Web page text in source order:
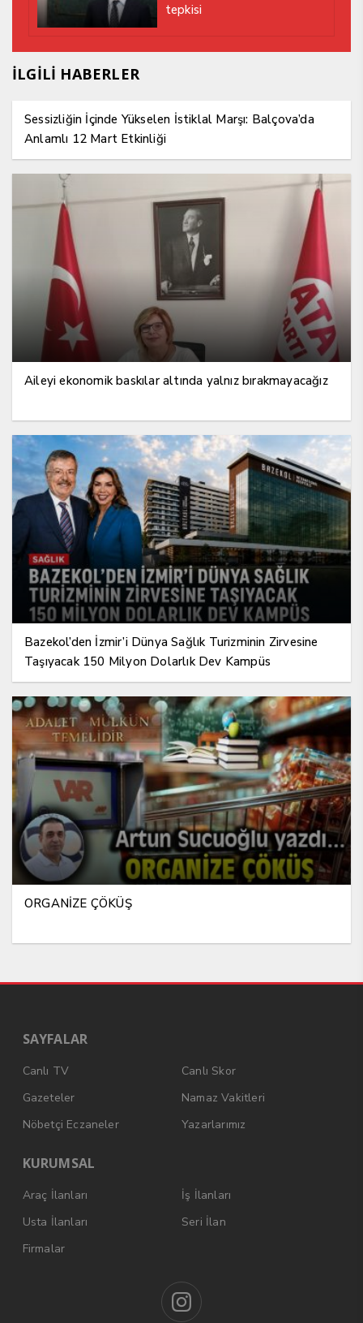
tepkisi
İLGİLİ HABERLER
Sessizliğin İçinde Yükselen İstiklal Marşı: Balçova’da
Anlamlı 12 Mart Etkinliği
Aileyi ekonomik baskılar altında yalnız bırakmayacağız
Bazekol’den İzmir’i Dünya Sağlık Turizminin Zirvesine
Taşıyacak 150 Milyon Dolarlık Dev Kampüs
ORGANİZE ÇÖKÜŞ
SAYFALAR
Canlı TV
Canlı Skor
Gazeteler
Namaz Vakitleri
Nöbetçi Eczaneler
Yazarlarımız
KURUMSAL
Araç İlanları
İş İlanları
Usta İlanları
Seri İlan
Firmalar